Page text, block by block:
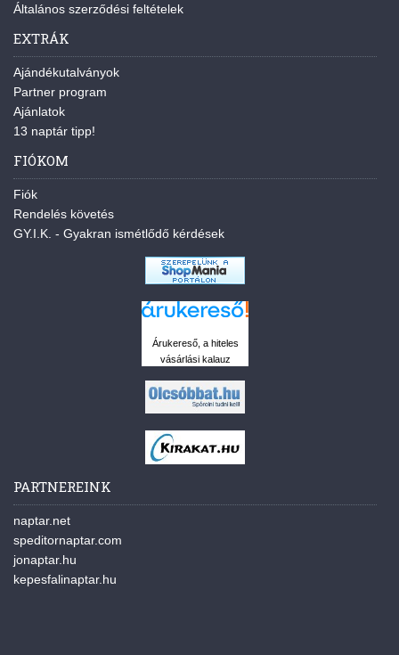
Általános szerződési feltételek
EXTRÁK
Ajándékutalványok
Partner program
Ajánlatok
13 naptár tipp!
FIÓKOM
Fiók
Rendelés követés
GY.I.K. - Gyakran ismétlődő kérdések
Árukereső, a hiteles
vásárlási kalauz
PARTNEREINK
naptar.net
speditornaptar.com
jonaptar.hu
kepesfalinaptar.hu